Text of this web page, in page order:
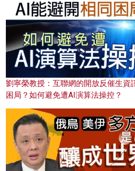
劉寧榮教授：互聯網的開放反催生資
困局？如何避免遭AI演算法操控？